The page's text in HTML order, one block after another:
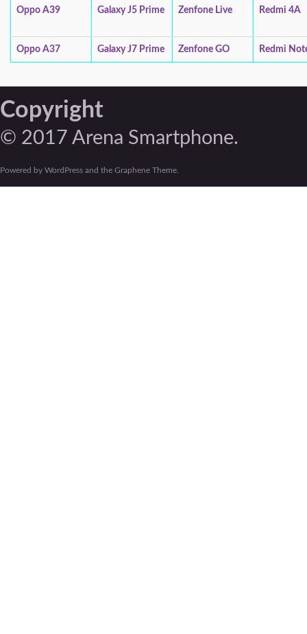
Oppo A39 Galaxy J5 Prime Zenfone Live Redmi 4A
Oppo A37 Galaxy J7 Prime Zenfone GO Redmi
Copyright
© 2017 Arena Smartphone.
Powered by WordPress and the Graphene Theme.